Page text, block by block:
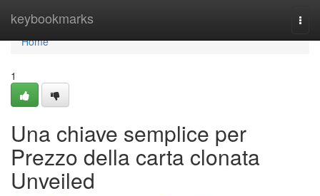
keybookmarks
Home
Home
1
Una chiave semplice per
Prezzo della carta clonata
Unveiled